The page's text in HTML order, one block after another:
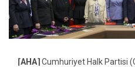
⌈AHA⌉ Cumhuriyet Halk Partisi